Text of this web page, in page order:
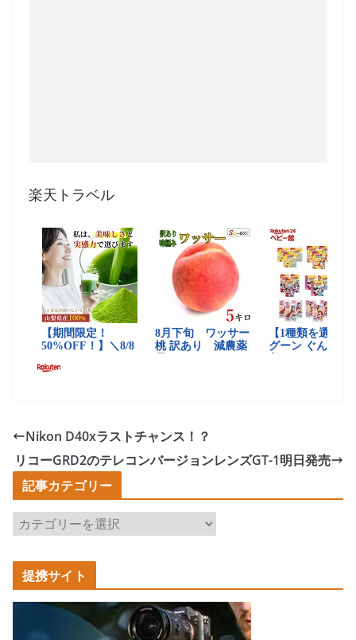
楽天トラベル
Nikon D40xラストチャンス！？
リコーGRD2のテレコンバージョンレンズGT-1明日発売
記事カテゴリー
記
事
カ
テ
ゴ
提携サイト